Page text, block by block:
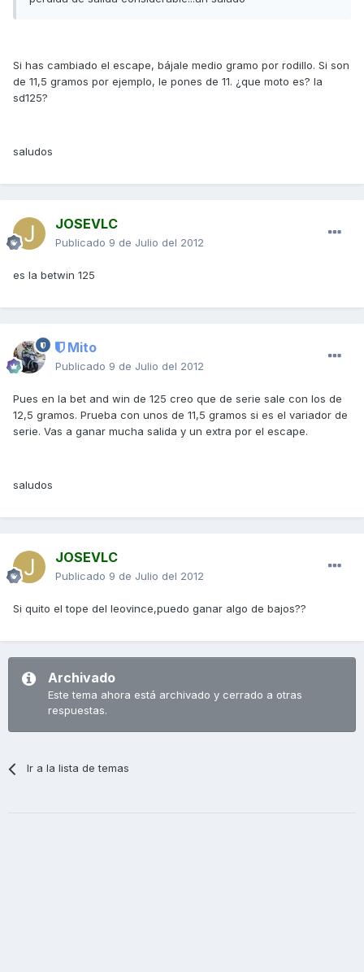
Si has cambiado el escape, bájale medio gramo por rodillo. Si son
de 11,5 gramos por ejemplo, le pones de 11. ¿que moto es? la
sd125?
saludos
JOSEVLC
Publicado 9 de Julio del 2012
es la betwin 125
Mito
Publicado 9 de Julio del 2012
Pues en la bet and win de 125 creo que de serie sale con los de
12,5 gramos. Prueba con unos de 11,5 gramos si es el variador de
serie. Vas a ganar mucha salida y un extra por el escape.
saludos
JOSEVLC
Publicado 9 de Julio del 2012
Si quito el tope del leovince,puedo ganar algo de bajos??
Archivado
Este tema ahora está archivado y cerrado a otras
respuestas.
Ir a la lista de temas